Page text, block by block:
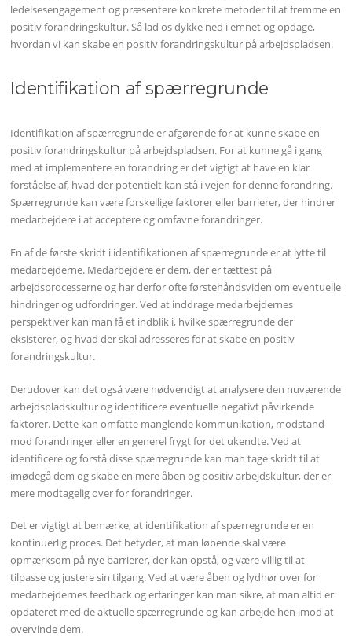
ledelsesengagement og præsentere konkrete metoder til at fremme en
positiv forandringskultur. Så lad os dykke ned i emnet og opdage,
hvordan vi kan skabe en positiv forandringskultur på arbejdspladsen.
Identifikation af spærregrunde
Identifikation af spærregrunde er afgørende for at kunne skabe en
positiv forandringskultur på arbejdspladsen. For at kunne gå i gang
med at implementere en forandring er det vigtigt at have en klar
forståelse af, hvad der potentielt kan stå i vejen for denne forandring.
Spærregrunde kan være forskellige faktorer eller barrierer, der hindrer
medarbejdere i at acceptere og omfavne forandringer.
En af de første skridt i identifikationen af spærregrunde er at lytte til
medarbejderne. Medarbejdere er dem, der er tættest på
arbejdsprocesserne og har derfor ofte førstehåndsviden om eventuelle
hindringer og udfordringer. Ved at inddrage medarbejdernes
perspektiver kan man få et indblik i, hvilke spærregrunde der
eksisterer, og hvad der skal adresseres for at skabe en positiv
forandringskultur.
Derudover kan det også være nødvendigt at analysere den nuværende
arbejdspladskultur og identificere eventuelle negativt påvirkende
faktorer. Dette kan omfatte manglende kommunikation, modstand
mod forandringer eller en generel frygt for det ukendte. Ved at
identificere og forstå disse spærregrunde kan man tage skridt til at
imødegå dem og skabe en mere åben og positiv arbejdskultur, der er
mere modtagelig over for forandringer.
Det er vigtigt at bemærke, at identifikation af spærregrunde er en
kontinuerlig proces. Det betyder, at man løbende skal være
opmærksom på nye barrierer, der kan opstå, og være villig til at
tilpasse og justere sin tilgang. Ved at være åben og lydhør over for
medarbejdernes feedback og erfaringer kan man sikre, at man altid er
opdateret med de aktuelle spærregrunde og kan arbejde hen imod at
overvinde dem.